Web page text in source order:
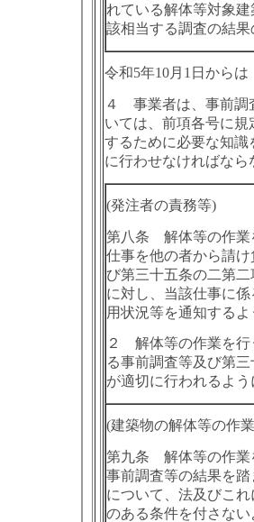
れている解体等対象
該相当する調査の結
令和5年10月1日からは
４ 事業者は、事前調
いては、前項各号に
するために必要な知
に行わせなければなら
(発注者の責務等)
第八条 解体等の作業
仕事を他の者から請
び第三十五条の二第
に対し、当該仕事に
用状況等を通知する
２ 解体等の作業を行
る事前調査等及び第
が適切に行われるよ
(建築物の解体等の作
第九条 解体等の作業
事前調査等の結果を
について、法及びこ
のある条件を付さな